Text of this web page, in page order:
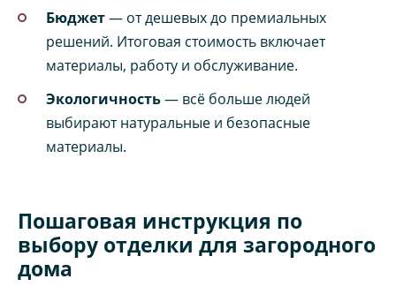
Бюджет— от дешевых до премиальных
решений. Итоговая стоимость включает
материалы, работу и обслуживание.
Экологичность— всё больше людей
выбирают натуральные и безопасные
материалы.
Пошаговая инструкция по
выбору отделки для загородного
дома